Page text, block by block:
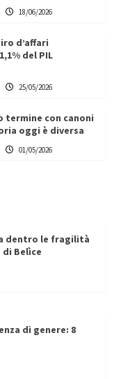
18/06/2026
d’affari
del PIL
25/05/2026
termine con canoni
oggi è diversa
01/05/2026
dentro le fragilità
Belìce
di genere: 8